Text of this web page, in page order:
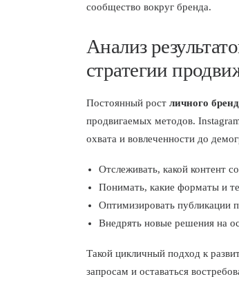
сообщество вокруг бренда.
Анализ
стратегии
Постоянный рост личного
продвигаемых методов.
охвата и вовлеченности до
Отслеживать, какой контент
Понимать, какие форматы и
Оптимизировать публикации
Внедрять новые решения на
Такой цикличный подход к
запросам и оставаться